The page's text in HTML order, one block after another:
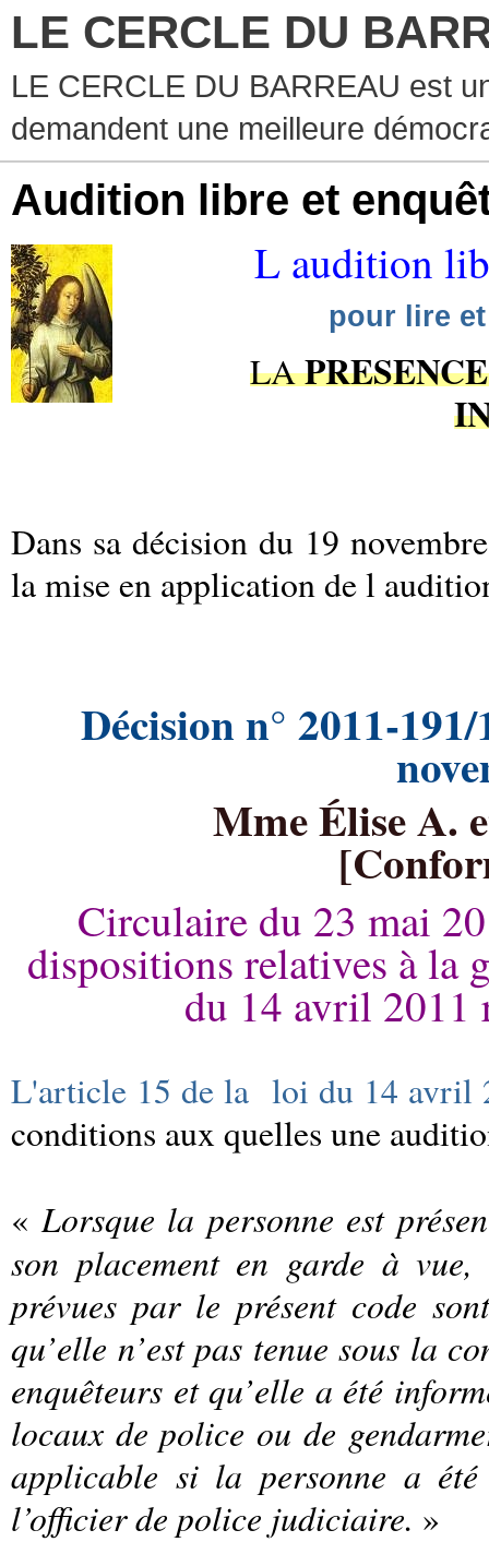
LE CERCLE DU
LE CERCLE DU BARREAU est
demandent une meilleure
Audition libre et
L audition
pour lire
LA
Dans sa décision du 19
la mise en application de l
Décision n° 2011-
Mme Élise A.
Circulaire du 23 mai
dispositions relatives à la
du 14 avril 2011
L'article 15 de la loi du 14 avril
conditions aux quelles une
«Lorsque la personne est
son placement en garde à
prévues par le présent code
qu’elle n’est pas tenue sous la
enquêteurs et qu’elle a été
locaux de police ou de
applicable si la personne a
l’officier de police judiciaire. »